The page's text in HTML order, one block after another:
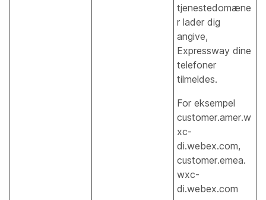
tjenestedomæne
r lader dig
angive,
Expressway dine
telefoner
tilmeldes.
For eksempel
customer.amer.w
xc-
di.webex.com,
customer.emea.
wxc-
di.webex.com